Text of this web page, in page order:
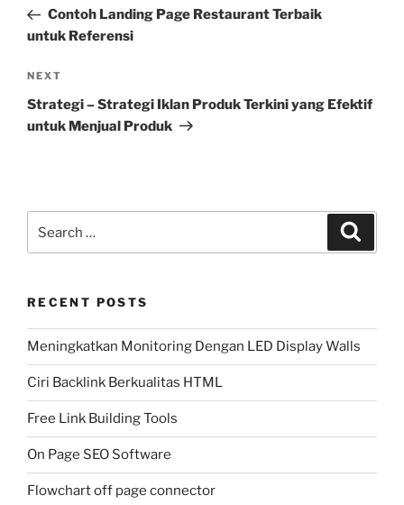
PostContoh Landing Page Restaurant Terbaik
untuk Referensi
Next
Post
NEXT
Strategi – Strategi Iklan Produk Terkini yang Efektif
untuk Menjual Produk
for:
RECENT POSTS
Meningkatkan Monitoring Dengan LED Display Walls
Ciri Backlink Berkualitas HTML
Free Link Building Tools
On Page SEO Software
Flowchart off page connector